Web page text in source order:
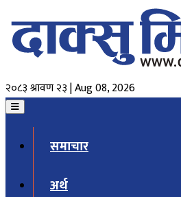
२०८३ श्रावण २३ | Aug 08, 2026
समाचार
अर्थ